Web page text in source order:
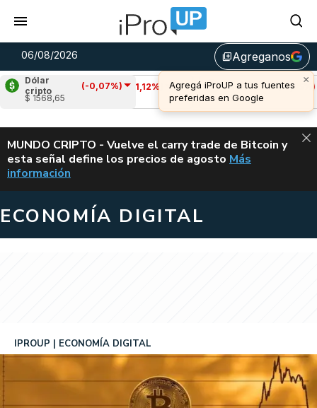
06/08/2026 library_addAgreganos
Dólar
cripto
(-0,07%)
$ 1568,65
Cardano (-1,12%)
u$s 0,19
Avalanche (-3,85%)
u$s 6,44
ALERTA
MUNDO CRIPTO - Vuelve el carry trade de Bitcoin y
esta señal define los precios de agosto VUELVE EL
Más
información
ECONOMÍA DIGITAL
IPROUP ECONOMÍA DIGITAL